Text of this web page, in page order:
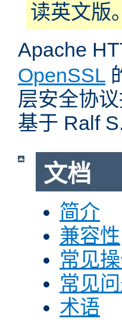
读英文版。
Apache
OpenSSL
层安全协
基于 Ralf
文档
简介
兼容性
常见
常见
术语